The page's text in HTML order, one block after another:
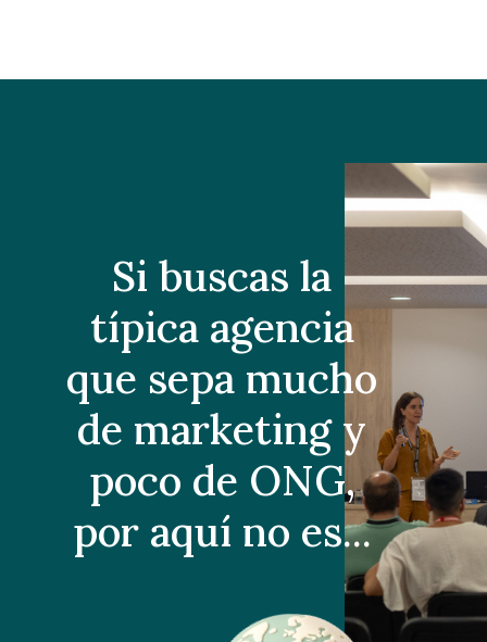
Si buscas la
típica agencia
que sepa mucho
de marketing y
poco de ONG,
por aquí no es...